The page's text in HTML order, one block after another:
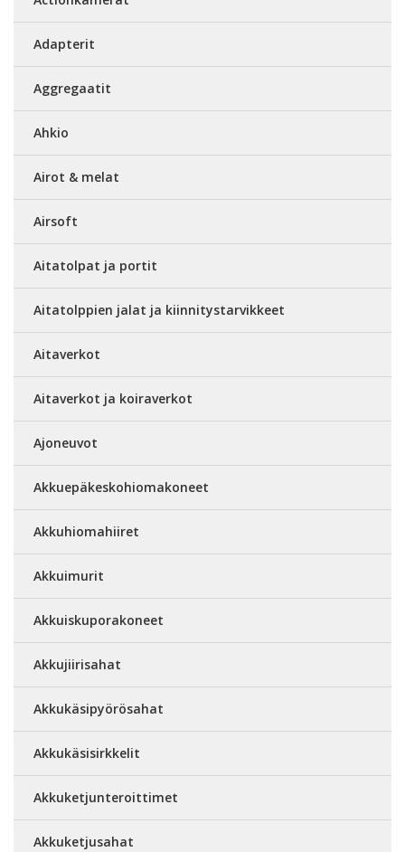
Adapterit
Aggregaatit
Ahkio
Airot & melat
Airsoft
Aitatolpat ja portit
Aitatolppien jalat ja kiinnitystarvikkeet
Aitaverkot
Aitaverkot ja koiraverkot
Ajoneuvot
Akkuepäkeskohiomakoneet
Akkuhiomahiiret
Akkuimurit
Akkuiskuporakoneet
Akkujiirisahat
Akkukäsipyörösahat
Akkukäsisirkkelit
Akkuketjunteroittimet
Akkuketjusahat